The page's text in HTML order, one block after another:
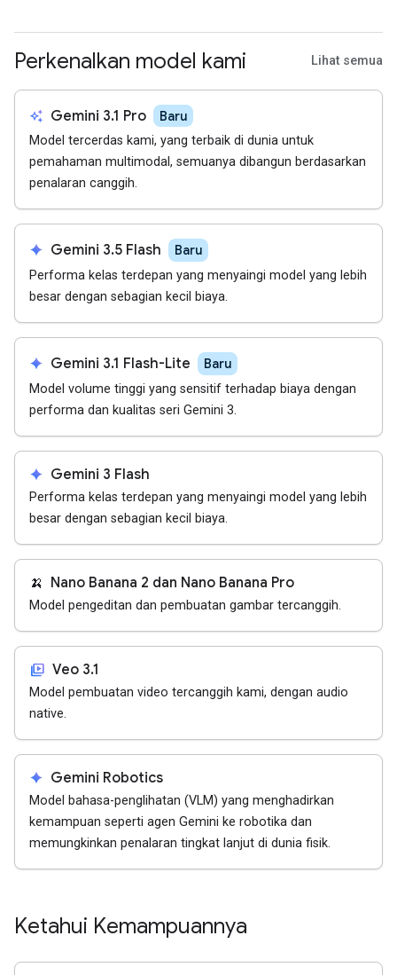
Perkenalkan model kami Lihat semua
auto_awesome Gemini 3.1 Pro Baru
Model tercerdas kami, yang terbaik di dunia untuk
pemahaman multimodal, semuanya dibangun berdasarkan
penalaran canggih.
spark Gemini 3.5 Flash Baru
Performa kelas terdepan yang menyaingi model yang lebih
besar dengan sebagian kecil biaya.
spark Gemini 3.1 Flash-Lite Baru
Model volume tinggi yang sensitif terhadap biaya dengan
performa dan kualitas seri Gemini 3.
spark Gemini 3 Flash
Performa kelas terdepan yang menyaingi model yang lebih
besar dengan sebagian kecil biaya.
🍌 Nano Banana 2 dan Nano Banana Pro
Model pengeditan dan pembuatan gambar tercanggih.
video_library Veo 3.1
Model pembuatan video tercanggih kami, dengan audio
native.
spark Gemini Robotics
Model bahasa-penglihatan (VLM) yang menghadirkan
kemampuan seperti agen Gemini ke robotika dan
memungkinkan penalaran tingkat lanjut di dunia fisik.
Ketahui Kemampuannya